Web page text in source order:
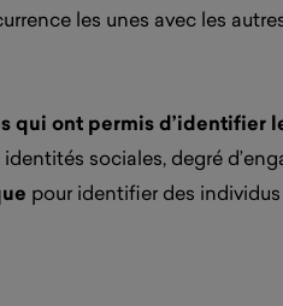
les unes avec les
qui ont permis d’identifier
sociales, degré
pour identifier des